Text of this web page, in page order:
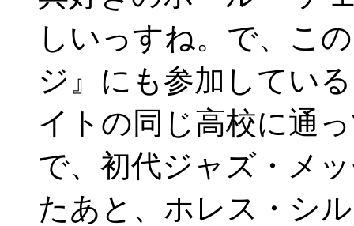
しいっすね。で、こ
ジ』にも参加してい
イトの同じ高校に通
で、初代ジャズ・メ
たあと、ホレス・シ